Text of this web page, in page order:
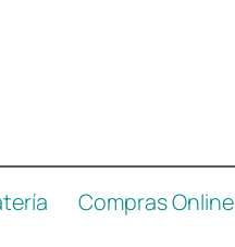
Compras Online